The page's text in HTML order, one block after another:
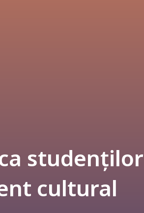
studenților
cultural